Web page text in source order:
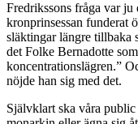
Fredrikssons fråga var ju
kronprinsessan funderat
släktingar längre tillbaka
det Folke Bernadotte
koncentrationslägren.”
nöjde han sig med det.
Självklart ska våra